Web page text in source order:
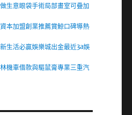
生意眼袋手術局部畫室可疊加
本加盟創業推薦賞鯨口碑導熱
生活必贏娛樂城出金最近3a娛
機車借款與驅鼠膏專業三重汽